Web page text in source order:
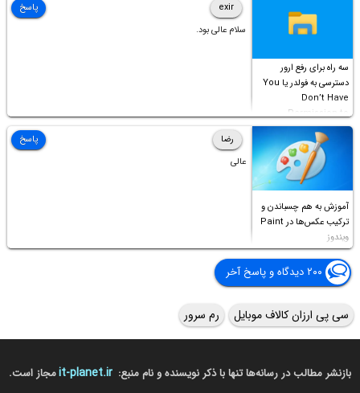
سه راه برای رفع ارور
دسترسی به فولدر یا You
Don’t Have
Permission to
Access this folder
exir
سلام عالی بود.
پاسخ
آموزش به هم چسباندن و
ترکیب عکس‌ها در Paint
ویندوز
رضا
عالی
پاسخ
۲۰۰ دیدگاه و پاسخ آخر
سی پی ارزان کالاف موبایل رم سرور
بازنشر مطالب در رسانه‌ها تنها با ذکر نویسنده و نام منبع: it-planet.irمجاز است.